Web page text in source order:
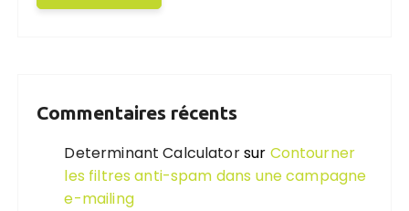
Commentaires récents
Determinant Calculatorsur Contourner
les filtres anti-spam dans une campagne
e-mailing